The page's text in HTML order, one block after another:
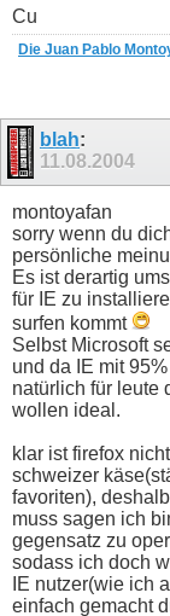
Cu
Die Juan Pablo
blah:
11.08.2004
montoyafan
sorry wenn du
persönliche
Es ist derartig
für IE zu
surfen kommt
Selbst Microsoft
und da IE mit
natürlich für leute
wollen ideal.
klar ist firefox
schweizer
favoriten),
muss sagen ich
gegensatz zu
sodass ich doch
IE nutzer(wie ich
einfach gemacht